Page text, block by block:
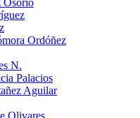
Ordóñez
N.
Palacios
Aguilar
Olivares